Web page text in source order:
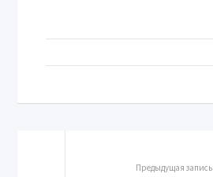
Предыдущая запись